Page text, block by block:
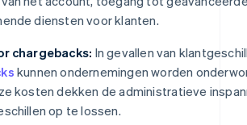
diensten voor klanten.
chargebacks: In gevallen van
kunnen ondernemingen worden
kosten dekken de administratieve
op te lossen.